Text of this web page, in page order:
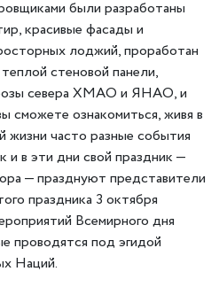
были разработаны
красивые фасады и
лоджий, проработан
стеновой панели,
севера ХМАО и ЯНАО, и
сможете ознакомиться, живя в
жизни часто разные события
и в эти дни свой праздник —
— празднуют представители
праздника 3 октября
Всемирного дня
проводятся под эгидой
Наций.